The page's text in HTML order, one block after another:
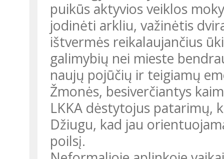
puikūs aktyvios veiklos
jodinėti arkliu, važinėtis
ištvermės reikalaujančius
galimybių nei mieste
naujų pojūčių ir teigiamų
Žmonės, besiverčiantys
LKKA dėstytojus patarimų,
Džiugu, kad jau
poilsį.